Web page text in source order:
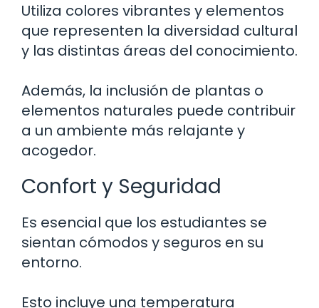
Utiliza colores vibrantes y elementos
que representen la diversidad cultural
y las distintas áreas del conocimiento.
Además, la inclusión de plantas o
elementos naturales puede contribuir
a un ambiente más relajante y
acogedor.
Confort y Seguridad
Es esencial que los estudiantes se
sientan cómodos y seguros en su
entorno.
Esto incluye una temperatura